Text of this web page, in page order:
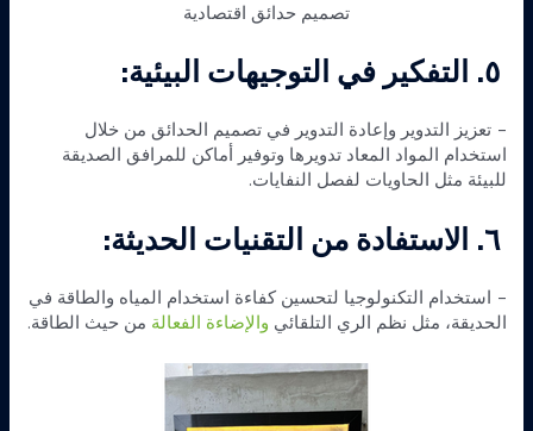
تصميم حدائق اقتصادية
٥. التفكير في التوجيهات البيئية:
– تعزيز التدوير وإعادة التدوير في تصميم الحدائق من خلال
استخدام المواد المعاد تدويرها وتوفير أماكن للمرافق الصديقة
للبيئة مثل الحاويات لفصل النفايات.
٦. الاستفادة من التقنيات الحديثة:
– استخدام التكنولوجيا لتحسين كفاءة استخدام المياه والطاقة في
الحديقة، مثل نظم الري التلقائي والإضاءة الفعالة من حيث الطاقة.